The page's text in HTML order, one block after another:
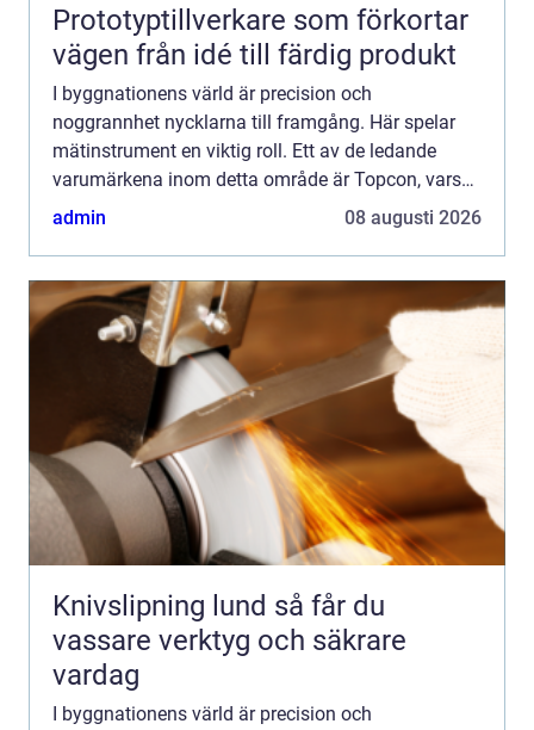
Prototyptillverkare som förkortar
vägen från idé till färdig produkt
I byggnationens värld är precision och
noggrannhet nycklarna till framgång. Här spelar
mätinstrument en viktig roll. Ett av de ledande
varumärkena inom detta område är Topcon, vars
innovativa lösningar o...
admin 08 augusti 2026
Knivslipning lund så får du
vassare verktyg och säkrare
vardag
I byggnationens värld är precision och